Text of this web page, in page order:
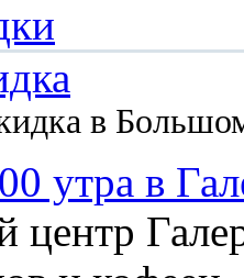
в
утра в
центр